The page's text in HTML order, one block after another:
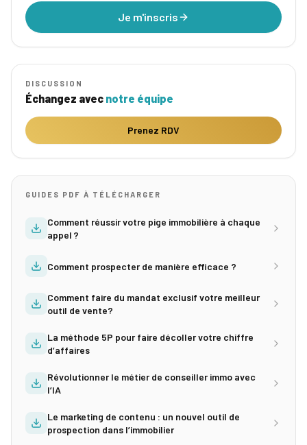
Je m'inscris
DISCUSSION
Échangez avec notre équipe
Prenez RDV
GUIDES PDF À TÉLÉCHARGER
Comment réussir votre pige immobilière à chaque
appel ?
Comment prospecter de manière efficace ?
Comment faire du mandat exclusif votre meilleur
outil de vente?
La méthode 5P pour faire décoller votre chiffre
d’affaires
Révolutionner le métier de conseiller immo avec
l’IA
Le marketing de contenu : un nouvel outil de
prospection dans l’immobilier